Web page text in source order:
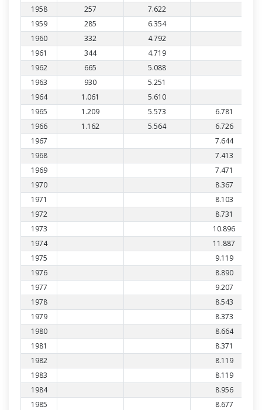
1958
257
7.622
1959
285
6.354
1960
332
4.792
1961
344
4.719
1962
665
5.088
1963
930
5.251
1964
1.061
5.610
1965
1.209 5.573
6.781
1966
1.162 5.564
6.726
1967
7.644
1968
7.413
1969
7.471
1970
8.367
1971
8.103
1972
8.731
1973
10.896
1974
11.887
1975
9.119
1976
8.890
1977
9.207
1978
8.543
1979
8.373
1980
8.664
1981
8.371
1982
8.119
1983
8.119
1984
8.956
1985
8.677